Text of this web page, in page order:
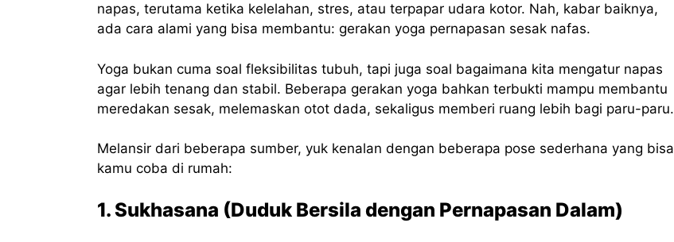
napas, terutama ketika kelelahan, stres, atau terpapar udara kotor. Nah, kabar baiknya,
ada cara alami yang bisa membantu: gerakan yoga pernapasan sesak nafas.
Yoga bukan cuma soal fleksibilitas tubuh, tapi juga soal bagaimana kita mengatur napas
agar lebih tenang dan stabil. Beberapa gerakan yoga bahkan terbukti mampu membantu
meredakan sesak, melemaskan otot dada, sekaligus memberi ruang lebih bagi paru-paru.
Melansir dari beberapa sumber, yuk kenalan dengan beberapa pose sederhana yang bisa
kamu coba di rumah:
1. Sukhasana (Duduk Bersila dengan Pernapasan Dalam)